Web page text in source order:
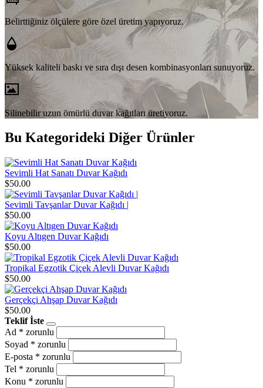
Belirttiğiniz ölçülere göre özel üretim yapıyoruz.
Yüksek kaliteli baskı ve sıra dışı desen kombinasyonları sunuyoruz.
Silinebilir uzun ömürlü duvar kağıtları üretiyoruz.
Bu Kategorideki Diğer Ürünler
Sevimli Hat Sanatı Duvar Kağıdı
$50.00
Sevimli Tavşanlar Duvar Kağıdı |
$50.00
Koyu Altıgen Duvar Kağıdı
$50.00
Tropikal Egzotik Çiçek Alevli Duvar Kağıdı
$50.00
Gerçekçi Ahşap Duvar Kağıdı
$50.00
Teklif İste
Ad * zorunlu
Soyad * zorunlu
E-posta * zorunlu
Tel * zorunlu
Konu * zorunlu